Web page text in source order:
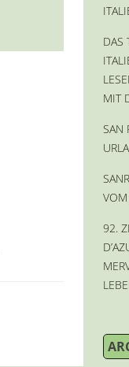
DAS
MIT
SAN
92.